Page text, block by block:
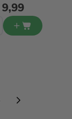
9,99